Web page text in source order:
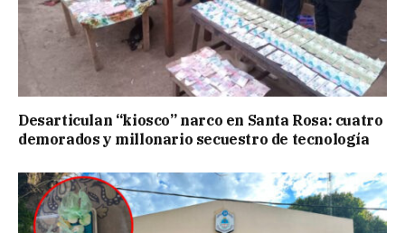
Desarticulan “kiosco” narco en Santa Rosa: cuatro
demorados y millonario secuestro de tecnología